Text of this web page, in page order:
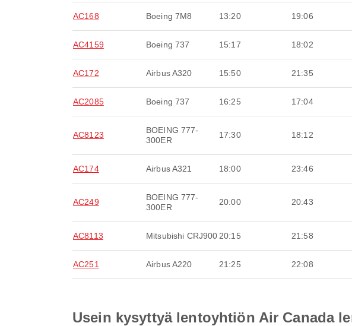
AC168 Boeing 7M8 13:20 19:06
AC4159 Boeing 737 15:17 18:02
AC172 Airbus A320 15:50 21:35
AC2085 Boeing 737 16:25 17:04
AC8123
BOEING 777-
300ER
17:30 18:12
AC174 Airbus A321 18:00 23:46
AC249
BOEING 777-
300ER
20:00 20:43
AC8113 Mitsubishi CRJ900 20:15 21:58
AC251 Airbus A220 21:25 22:08
Usein kysyttyä lentoyhtiön Air Canada